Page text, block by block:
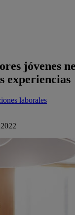
jóvenes
experiencias
laborales